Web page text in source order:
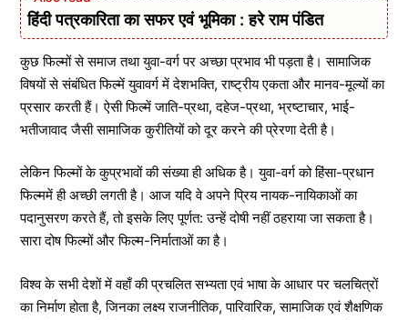
हिंदी पत्रकारिता का सफर एवं भूमिका : हरे राम पंडित
कुछ फिल्मों से समाज तथा युवा-वर्ग पर अच्छा प्रभाव भी पड़ता है। सामाजिक
विषयों से संबंधित फिल्में युवावर्ग में देशभक्ति, राष्ट्रीय एकता और मानव-मूल्यों का
प्रसार करती हैं। ऐसी फिल्में जाति-प्रथा, दहेज-प्रथा, भ्रष्टाचार, भाई-
भतीजावाद जैसी सामाजिक कुरीतियों को दूर करने की प्रेरणा देती है।
लेकिन फिल्मों के कुप्रभावों की संख्या ही अधिक है। युवा-वर्ग को हिंसा-प्रधान
फिल्ममें ही अच्छी लगती है। आज यदि वे अपने प्रिय नायक-नायिकाओं का
पदानुसरण करते हैं, तो इसके लिए पूर्णत: उन्हें दोषी नहीं ठहराया जा सकता है।
सारा दोष फिल्मों और फिल्म-निर्माताओं का है।
विश्व के सभी देशों में वहाँ की प्रचलित सभ्यता एवं भाषा के आधार पर चलचित्रों
का निर्माण होता है, जिनका लक्ष्य राजनीतिक, पारिवारिक, सामाजिक एवं शैक्षणिक